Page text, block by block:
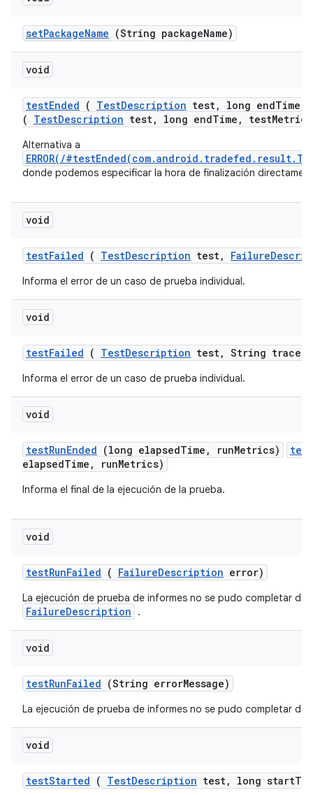
setPackageName (String packageName)
void
testEnded ( TestDescription test, long endTime
( TestDescription test, long endTime,
Alternativa a
ERROR(/
donde podemos especificar la hora de finalización
void
testFailed ( TestDescription test, Failure
Informa el error de un caso de prueba individual.
void
testFailed ( TestDescription test, String trace)
Informa el error de un caso de prueba individual.
void
testRunEnded (long elapsedTime , runMetrics)
elapsedTime, runMetrics)
Informa el final de la ejecución de la prueba.
void
testRunFailed ( FailureDescription error)
La ejecución de prueba de informes no se pudo completar
FailureDescription .
void
testRunFailed (String errorMessage)
La ejecución de prueba de informes no se pudo completar
void
testStarted ( TestDescription test, long start